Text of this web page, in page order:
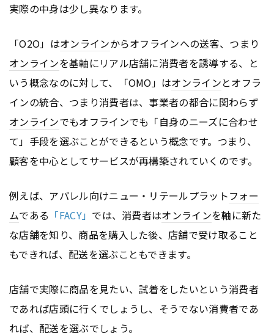
実際の中身は少し異なります。
「O2O」はオンラインからオフラインへの送客、つまり
オンラインを基軸にリアル店舗に消費者を誘導する、と
いう概念なのに対して、「OMO」はオンラインとオフラ
インの統合、つまり消費者は、事業者の都合に関わらず
オンラインでもオフラインでも「自身のニーズに合わせ
て」手段を選ぶことができるという概念です。つまり、
顧客を中心としてサービスが再構築されていくのです。
例えば、アパレル向けニュー・リテールプラットフォー
ムである 「FACY」 では、消費者はオンラインを軸に新た
な店舗を知り、商品を購入した後、店舗で受け取ること
もできれば、配送を選ぶこともできます。
店舗で実際に商品を見たい、試着をしたいという消費者
であれば店頭に行くでしょうし、そうでない消費者であ
れば、配送を選ぶでしょう。